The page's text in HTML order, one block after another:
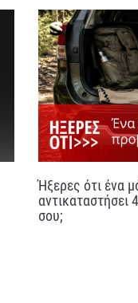
Ήξερες ότι ένα
αντικαταστήσει
σου;